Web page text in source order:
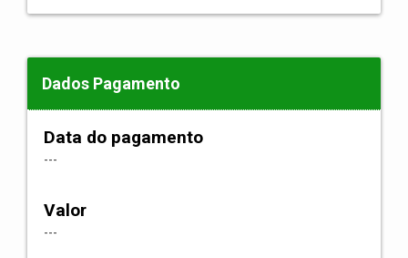
Dados Pagamento
Data do pagamento
---
Valor
---